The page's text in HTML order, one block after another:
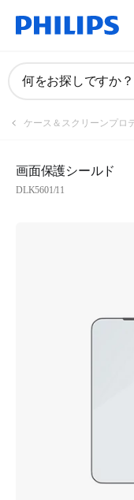
何をお探しですか？
ケース＆スクリーンプロ
画面保護シールド
DLK5601/11